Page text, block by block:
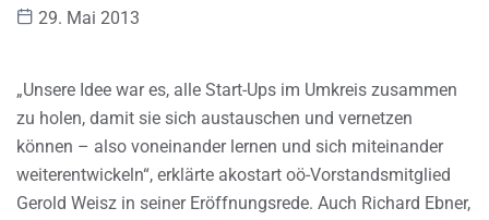
29. Mai 2013
„Unsere Idee war es, alle Start-Ups im Umkreis zusammen
zu holen, damit sie sich austauschen und vernetzen
können – also voneinander lernen und sich miteinander
weiterentwickeln“, erklärte akostart oö-Vorstandsmitglied
Gerold Weisz in seiner Eröffnungsrede. Auch Richard Ebner,